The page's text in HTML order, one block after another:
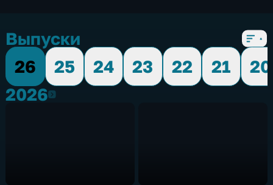
Выпуски
26
25 24 23 22 21
20
20262026